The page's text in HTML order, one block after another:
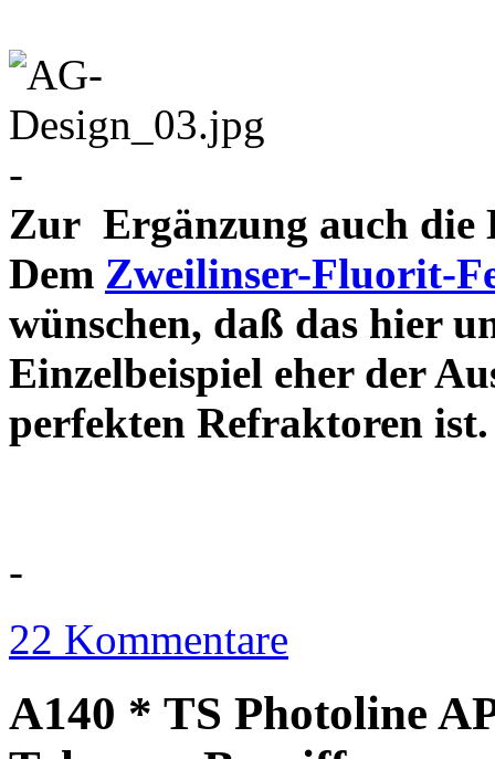
-
Zur Ergänzung auch die
Dem Zweilinser-Fluorit-
wünschen, daß das hier
Einzelbeispiel eher der
perfekten
-
22 Kommentare
A140 * TS Photoline